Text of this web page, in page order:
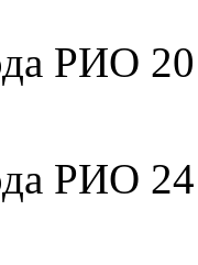
РИО
РИО